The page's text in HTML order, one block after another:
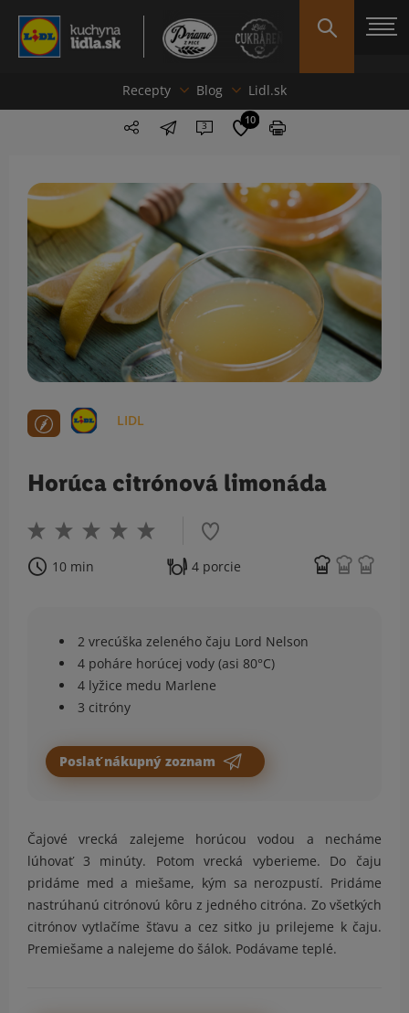
Recepty Blog Lidl.sk
3 10
LIDL
Horúca citrónová limonáda
10 min 4 porcie
2 vrecúška zeleného čaju Lord Nelson
4 poháre horúcej vody (asi 80°C)
4 lyžice medu Marlene
3 citróny
Poslať nákupný zoznam
Čajové vrecká zalejeme horúcou vodou a necháme
lúhovať 3 minúty. Potom vrecká vyberieme. Do čaju
pridáme med a miešame, kým sa nerozpustí. Pridáme
nastrúhanú citrónovú kôru z jedného citróna. Zo všetkých
citrónov vytlačíme šťavu a cez sitko ju prilejeme k čaju.
Premiešame a nalejeme do šálok. Podávame teplé.